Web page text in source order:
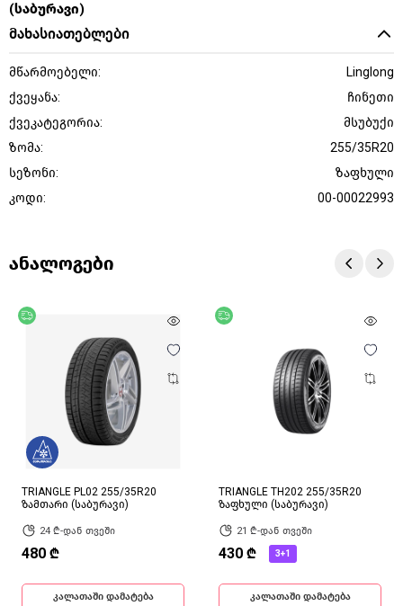
(საბურავი)
მახასიათებლები
მწარმოებელი:
Linglong
ქვეყანა:
ჩინეთი
ქვეკატეგორია:
მსუბუქი
ზომა:
255/35R20
სეზონი:
ზაფხული
კოდი:
00-00022993
ანალოგები
TRIANGLE PL02 255/35R20
ზამთარი (საბურავი)
24 ₾-დან თვეში
480 ₾
კალათაში დამატება
TRIANGLE TH202 255/35R20
ზაფხული (საბურავი)
21 ₾-დან თვეში
430 ₾ 3+1
კალათაში დამატება